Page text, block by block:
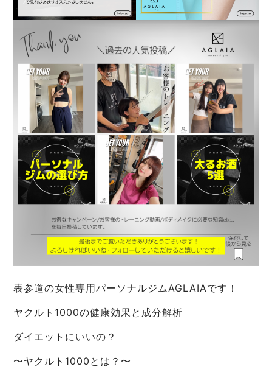
表参道の女性専用パーソナルジムAGLAIAです！
ヤクルト1000の健康効果と成分解析
ダイエットにいいの？
〜ヤクルト1000とは？〜